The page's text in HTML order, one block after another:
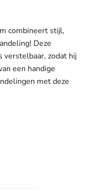
combineert stijl,
Deze
verstelbaar, zodat hij
een handige
met deze